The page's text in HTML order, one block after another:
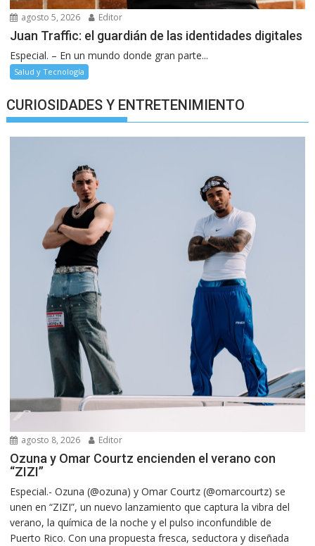
agosto 5, 2026 Editor
Juan Traffic: el guardián de las identidades digitales
Especial. – En un mundo donde gran parte...
Salud y Tecnología
CURIOSIDADES Y ENTRETENIMIENTO
agosto 8, 2026 Editor
Ozuna y Omar Courtz encienden el verano con
“ZIZI”
Especial.- Ozuna (@ozuna) y Omar Courtz (@omarcourtz) se
unen en “ZIZI”, un nuevo lanzamiento que captura la vibra del
verano, la química de la noche y el pulso inconfundible de
Puerto Rico. Con una propuesta fresca, seductora y diseñada